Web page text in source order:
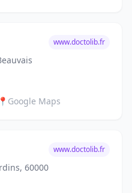
www.doctolib.fr
📍 Google Maps
60000
www.doctolib.fr